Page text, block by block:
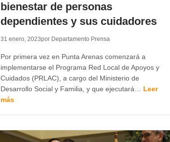
bienestar de personas
dependientes y sus cuidadores
31 enero, 2023por Departamento Prensa
Por primera vez en Punta Arenas comenzará a
implementarse el Programa Red Local de Apoyos y
Cuidados (PRLAC), a cargo del Ministerio de
Desarrollo Social y Familia, y que ejecutará… Leer
más